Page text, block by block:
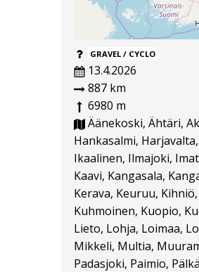
GRAVEL / CYCLO
13.4.2026
887 km
6980 m
Äänekoski, Ähtäri,
Hankasalmi,
Ikaalinen, Ilmajoki,
Kaavi, Kangasala,
Kerava, Keuruu,
Kuhmoinen, Kuopio,
Lieto, Lohja, Loimaa,
Mikkeli, Multia,
Padasjoki, Paimio,